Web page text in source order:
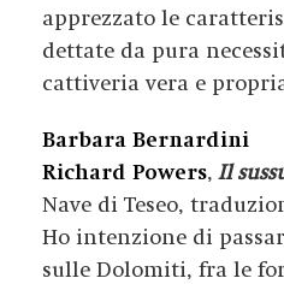
apprezzato le
dettate da pura
cattiveria vera e
Barbara Bernardini
Richard Powers, Il
Nave di Teseo,
Ho intenzione di
sulle Dolomiti, fra le